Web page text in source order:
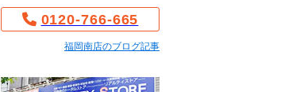
0120-766-665
福岡南店のブログ記事